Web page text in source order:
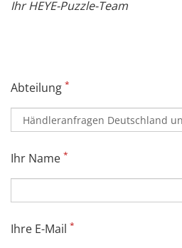
Ihr HEYE-Puzzle-Team
Abteilung *
Ihr Name *
Ihre E-Mail *